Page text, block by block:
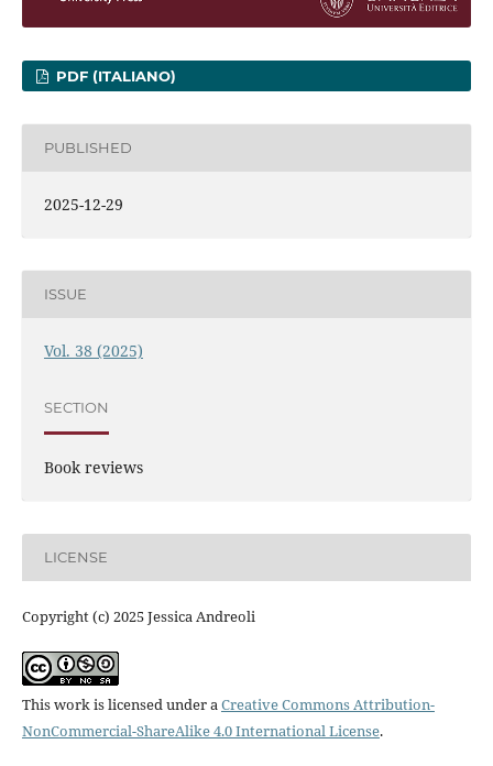
PDF (ITALIANO)
PUBLISHED
2025-12-29
ISSUE
Vol. 38 (2025)
SECTION
Book reviews
LICENSE
Copyright (c) 2025 Jessica Andreoli
This work is licensed under aCreative Commons Attribution-
NonCommercial-ShareAlike 4.0 International License.